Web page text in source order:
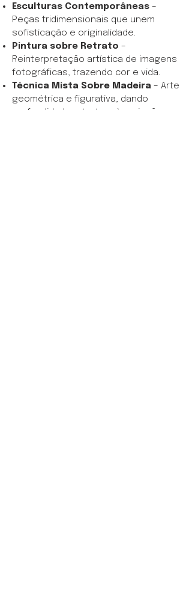
Esculturas Contemporâneas –
Peças tridimensionais que unem
sofisticação e originalidade.
Pintura sobre Retrato –
Reinterpretação artística de imagens
fotográficas, trazendo cor e vida.
Técnica Mista Sobre Madeira – Arte
geométrica e figurativa, dando
profundidade e textura às criações.